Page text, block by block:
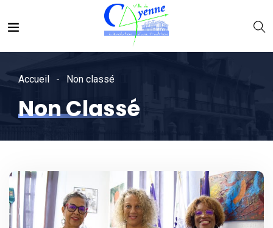
Accueil Non classé
Non Classé